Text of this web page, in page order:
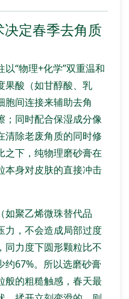
定春季去角质
“物理+化学”双重温和
果酸（如甘醇酸、乳
胞间连接来辅助去角
；同时配合保湿成分像
清除老废角质的同时修
之下，纯物理磨砂膏在
本身对皮肤的直接冲击
如聚乙烯微珠替代品
，不会造成局部过度
同力度下圆形颗粒比不
约67%。所以选磨砂膏
般的粗糙触感，春天最